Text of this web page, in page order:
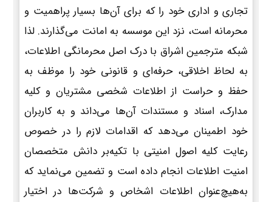
تجاری و اداری خود را که برای آن‌ها بسیار پراهمیت و
محرمانه است، نزد این موسسه به امانت می‌گذارند. لذا
شبکه مترجمین اشراق با درک اصل محرمانگی اطلاعات،
به لحاظ اخلاقی، حرفه‌ای و قانونی خود را موظف به
حفظ و حراست از اطلاعات شخصی مشتریان و کلیه
مدارک، اسناد و مستندات آن‌ها می‌داند و به کاربران
خود اطمینان می‌دهد که اقدامات لازم را در خصوص
رعایت کلیه اصول امنیتی با تکیه‌بر دانش متخصصان
امنیت اطلاعات انجام داده است و تضمین می‌نماید که
به‌هیچ‌عنوان اطلاعات اشخاص و شرکت‌ها در اختیار